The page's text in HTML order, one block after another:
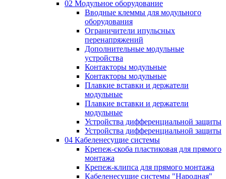
02 Модульное оборудование
Вводные клеммы для модульного
оборудования
Ограничители ипульсных
перенапряжений
Дополнительные модульные
устройства
Контакторы модульные
Контакторы модульные
Плавкие вставки и держатели
модульные
Плавкие вставки и держатели
модульные
Устройства дифференциальной защиты
Устройства дифференциальной защиты
04 Кабеленесущие системы
Крепеж-скоба пластиковая для прямого
монтажа
Крепеж-клипса для прямого монтажа
Кабеленесущие системы "Народная"